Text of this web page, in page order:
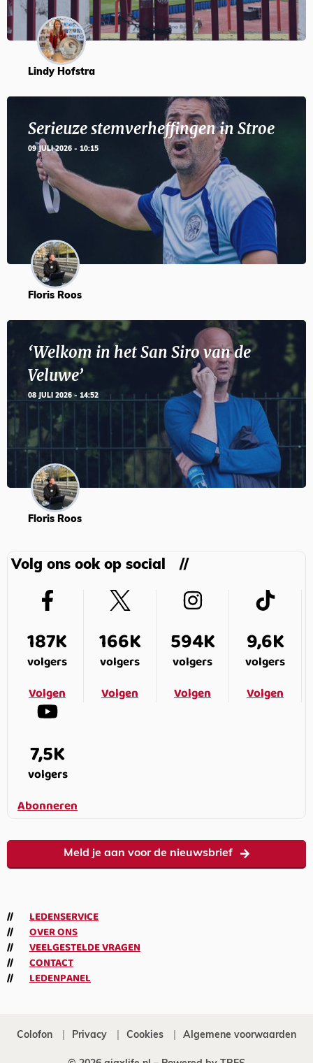
Lindy Hofstra
Serieuze stemverheffingen in Stroe
09 JULI 2026 - 10:15
Floris Roos
‘Welkom in het San Siro van de
Veluwe’
08 JULI 2026 - 14:52
Floris Roos
Volg ons ook op social
187K
volgers
Volgen
166K
volgers
Volgen
594K
volgers
Volgen
9,6K
volgers
Volgen
7,5K
volgers
Abonneren
Meld je aan voor de nieuwsbrief
LEDENSERVICE
OVER ONS
VEELGESTELDE VRAGEN
CONTACT
LEDENPANEL
Colofon Privacy Cookies Algemene voorwaarden